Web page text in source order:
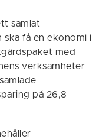
samlat
få en ekonomi i
med
verksamheter
på 26,8